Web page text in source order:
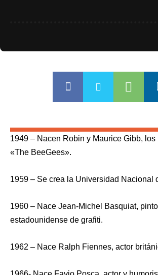
1949 – Nacen Robin y Maurice Gibb,
«The BeeGees».
1959 – Se crea la Universidad Nacional
1960 – Nace Jean-Michel Basquiat,
estadounidense de grafiti.
1962 – Nace Ralph Fiennes, actor